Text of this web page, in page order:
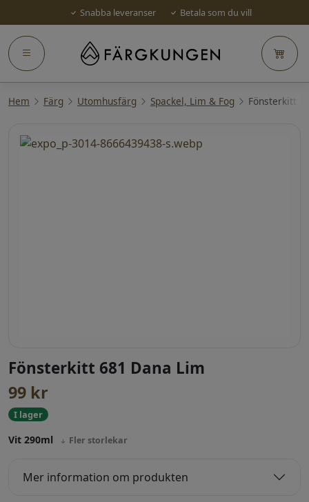
Snabba leveranser Betala som du vill
Hem Färg Utomhusfärg Spackel, Lim & Fog Fönsterkitt
Fönsterkitt 681 Dana Lim
99 kr
I lager
Vit 290ml Fler storlekar
Mer information om produkten